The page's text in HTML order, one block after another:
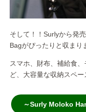
そして！！Surlyから発
Bagがぴったりと収まり
スマホ、財布、補給食
ど、大容量な収納スペ
～Surly Moloko